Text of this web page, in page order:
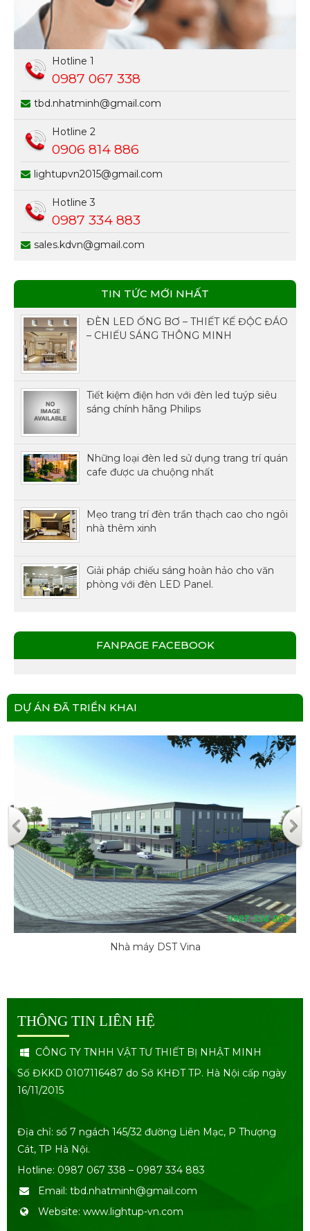
Hotline 1
0987 067 338
tbd.nhatminh@gmail.com
Hotline 2
0906 814 886
lightupvn2015@gmail.com
Hotline 3
0987 334 883
sales.kdvn@gmail.com
TIN TỨC MỚI NHẤT
ĐÈN LED ỐNG BƠ – THIẾT KẾ ĐỘC ĐÁO
– CHIẾU SÁNG THÔNG MINH
Tiết kiệm điện hơn với đèn led tuýp siêu
sáng chính hãng Philips
Những loại đèn led sử dụng trang trí quán
cafe được ưa chuộng nhất
Mẹo trang trí đèn trần thạch cao cho ngôi
nhà thêm xinh
Giải pháp chiếu sáng hoàn hảo cho văn
phòng với đèn LED Panel.
FANPAGE FACEBOOK
DỰ ÁN ĐÃ TRIỂN KHAI
Nhà máy DST Vina
THÔNG TIN LIÊN HỆ
CÔNG TY TNHH VẬT TƯ THIẾT BỊ NHẬT MINH
Số ĐKKD 0107116487 do Sở KHĐT TP. Hà Nội cấp ngày
16/11/2015
Địa chỉ: số 7 ngách 145/32 đường Liên Mạc, P Thượng
Cát, TP Hà Nội.
Hotline: 0987 067 338 – 0987 334 883
Email: tbd.nhatminh@gmail.com
Website: www.lightup-vn.com